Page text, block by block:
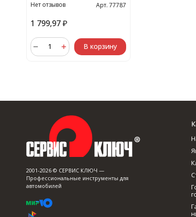
Нет отзывов Арт. 77787
1 799,97 ₽
В корзину
2001-2026 © СЕРВИС КЛЮЧ —
Профессиональные инструменты для
автомобилей